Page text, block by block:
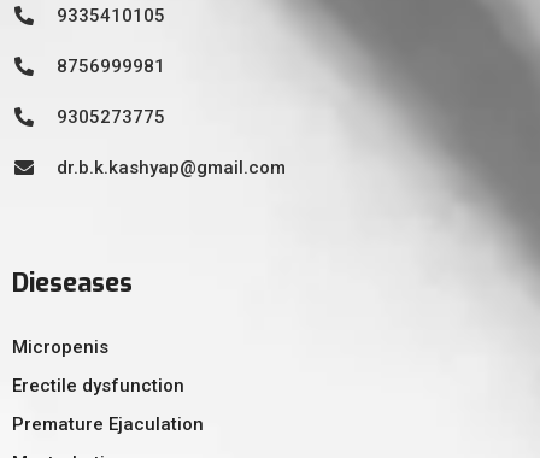
9335410105
8756999981
9305273775
dr.b.k.kashyap@gmail.com
Dieseases
Micropenis
Erectile dysfunction
Premature Ejaculation